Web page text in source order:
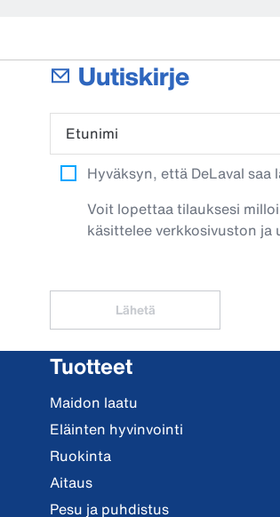
Uutiskirje
Etunimi
Hyväksyn, että DeLaval
Voit lopettaa tilauksesi
käsittelee verkkosivuston
Lähetä
Tuotteet
Maidon laatu
Eläinten hyvinvointi
Ruokinta
Aitaus
Pesu ja puhdistus